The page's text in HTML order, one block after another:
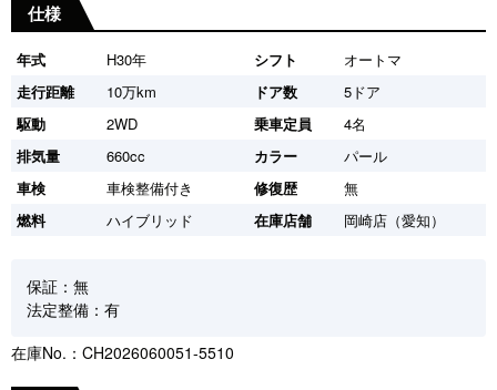
仕様
年式 H30年 シフト
オートマ
走行距離
10万km ドア数
5ドア
駆動
2WD 乗車定員
4名
排気量
660cc カラー
パール
車検
車検整備付き 修復歴
無
燃料
ハイブリッド 在庫店舗 岡崎店（愛知）
保証：無
法定整備：有
在庫No.：CH2026060051-5510